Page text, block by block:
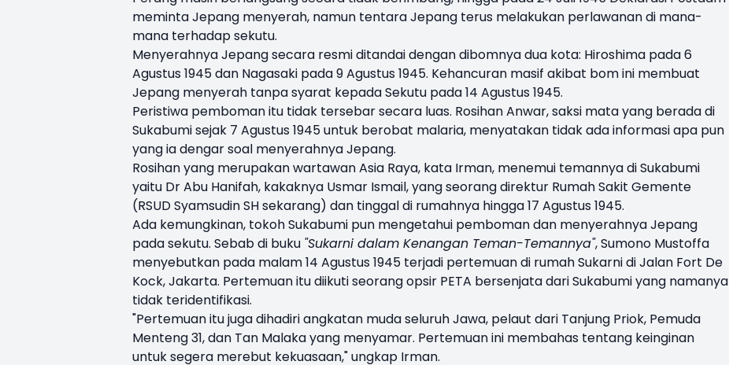
meminta Jepang menyerah, namun tentara Jepang terus melakukan perlawanan di mana-
mana terhadap sekutu.
Menyerahnya Jepang secara resmi ditandai dengan dibomnya dua kota: Hiroshima pada 6
Agustus 1945 dan Nagasaki pada 9 Agustus 1945. Kehancuran masif akibat bom ini membuat
Jepang menyerah tanpa syarat kepada Sekutu pada 14 Agustus 1945.
Peristiwa pemboman itu tidak tersebar secara luas. Rosihan Anwar, saksi mata yang berada di
Sukabumi sejak 7 Agustus 1945 untuk berobat malaria, menyatakan tidak ada informasi apa pun
yang ia dengar soal menyerahnya Jepang.
Rosihan yang merupakan wartawan Asia Raya, kata Irman, menemui temannya di Sukabumi
yaitu Dr Abu Hanifah, kakaknya Usmar Ismail, yang seorang direktur Rumah Sakit Gemente
(RSUD Syamsudin SH sekarang) dan tinggal di rumahnya hingga 17 Agustus 1945.
Ada kemungkinan, tokoh Sukabumi pun mengetahui pemboman dan menyerahnya Jepang
pada sekutu. Sebab di buku "Sukarni dalam Kenangan Teman-Temannya", Sumono Mustoffa
menyebutkan pada malam 14 Agustus 1945 terjadi pertemuan di rumah Sukarni di Jalan Fort De
Kock, Jakarta. Pertemuan itu diikuti seorang opsir PETA bersenjata dari Sukabumi yang namanya
tidak teridentifikasi.
"Pertemuan itu juga dihadiri angkatan muda seluruh Jawa, pelaut dari Tanjung Priok, Pemuda
Menteng 31, dan Tan Malaka yang menyamar. Pertemuan ini membahas tentang keinginan
untuk segera merebut kekuasaan," ungkap Irman.